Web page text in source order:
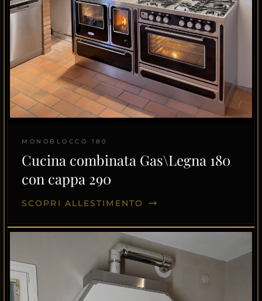
MONOBLOCCO 180
Cucina combinata Gas\Legna 180
con cappa 290
SCOPRI ALLESTIMENTO